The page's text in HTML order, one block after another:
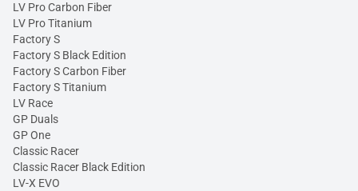
LV Pro Carbon Fiber
LV Pro Titanium
Factory S
Factory S Black Edition
Factory S Carbon Fiber
Factory S Titanium
LV Race
GP Duals
GP One
Classic Racer
Classic Racer Black Edition
LV-X EVO